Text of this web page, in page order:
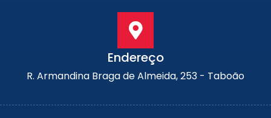
Endereço
R. Armandina Braga de Almeida, 253 - Taboão